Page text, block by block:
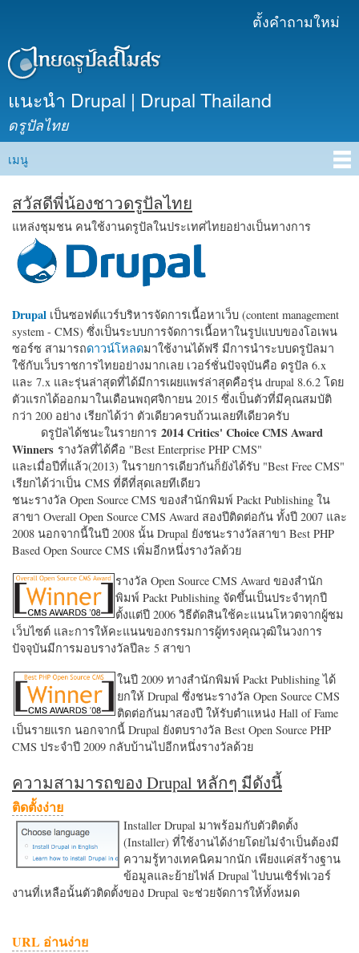
เนื้อหา
ตั้งคำถามใหม่
แนะนำ Drupal | Drupal Thailand
ดรูปัลไทย
Main menu
เมนู
สวัสดีพี่น้องชาวดรูปัลไทย
แหล่งชุมชน คนใช้งานดรูปัลในประเทศไทยอย่างเป็นทางการ
Drupal เป็นซอฟต์แวร์บริหารจัดการเนื้อหาเว็บ (content management
system - CMS) ซึ่งเป็นระบบการจัดการเนื้อหาในรูปแบบของโอเพน
ซอร์ซ สามารถดาวน์โหลดมาใช้งานได้ฟรี มีการนำระบบดรูปัลมา
ใช้กับเว็บราชการไทยอย่างมากเลย เวอร์ชั่นปัจจุบันคือ ดรูปัล 6.x
และ 7.x และรุ่นล่าสุดที่ได้มีการเผยแพร่ล่าสุดคือรุ่น drupal 8.6.2 โดย
ตัวแรกได้ออกมาในเดือนพฤศจิกายน 2015 ซึ่งเป็นตัวที่มีคุณสมบัติ
กว่า 200 อย่าง เรียกได้ว่า ตัวเดียวครบถ้วนเลยทีเดียวครับ
ดรูปัลได้ชนะในรายการ 2014 Critics' Choice CMS Award
Winners รางวัลที่ได้คือ "Best Enterprise PHP CMS"
และเมื่อปีที่แล้ว(2013) ในรายการเดียวกันก็ยังได้รับ "Best Free CMS"
เรียกได้ว่าเป็น CMS ที่ดีที่สุดเลยทีเดียว
ชนะรางวัล Open Source CMS ของสำนักพิมพ์ Packt Publishing ใน
สาขา Overall Open Source CMS Award สองปีติดต่อกัน ทั้งปี 2007 และ
2008 นอกจากนี้ในปี 2008 นั้น Drupal ยังชนะรางวัลสาขา Best PHP
Based Open Source CMS เพิ่มอีกหนึ่งรางวัลด้วย
รางวัล Open Source CMS Award ของสำนัก
พิมพ์ Packt Publishing จัดขึ้นเป็นประจำทุกปี
ตั้งแต่ปี 2006 วิธีตัดสินใช้คะแนนโหวตจากผู้ชม
เว็บไซต์ และการให้คะแนนของกรรมการผู้ทรงคุณวุฒิในวงการ
ปัจจุบันมีการมอบรางวัลปีละ 5 สาขา
ในปี 2009 ทางสำนักพิมพ์ Packt Publishing ได้
ยกให้ Drupal ซึ่งชนะรางวัล Open Source CMS
ติดต่อกันมาสองปี ให้รับตำแหน่ง Hall of Fame
เป็นรายแรก นอกจากนี้ Drupal ยังตบรางวัล Best Open Source PHP
CMS ประจำปี 2009 กลับบ้านไปอีกหนึ่งรางวัลด้วย
ความสามารถของ Drupal หลักๆ มีดังนี้
ติดตั้งง่าย
Installer Drupal มาพร้อมกับตัวติดตั้ง
(Installer) ที่ใช้งานได้ง่ายโดยไม่จำเป็นต้องมี
ความรู้ทางเทคนิคมากนัก เพียงแค่สร้างฐาน
ข้อมูลและย้ายไฟล์ Drupal ไปบนเซิร์ฟเวอร์
งานที่เหลือนั้นตัวติดตั้งของ Drupal จะช่วยจัดการให้ทั้งหมด
URL อ่านง่าย